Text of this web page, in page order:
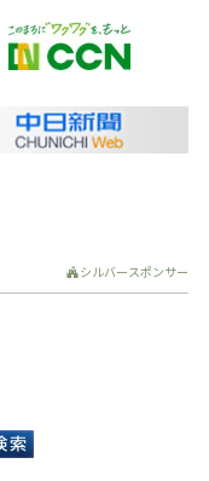
シルバースポンサー